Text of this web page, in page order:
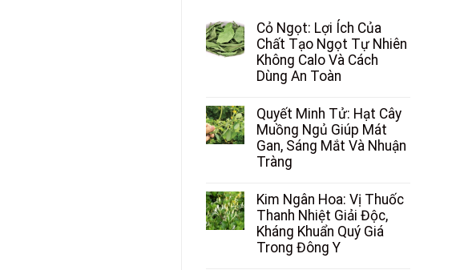
Cỏ Ngọt: Lợi Ích Của
Chất Tạo Ngọt Tự Nhiên
Không Calo Và Cách
Dùng An Toàn
Quyết Minh Tử: Hạt Cây
Muồng Ngủ Giúp Mát
Gan, Sáng Mắt Và Nhuận
Tràng
Kim Ngân Hoa: Vị Thuốc
Thanh Nhiệt Giải Độc,
Kháng Khuẩn Quý Giá
Trong Đông Y